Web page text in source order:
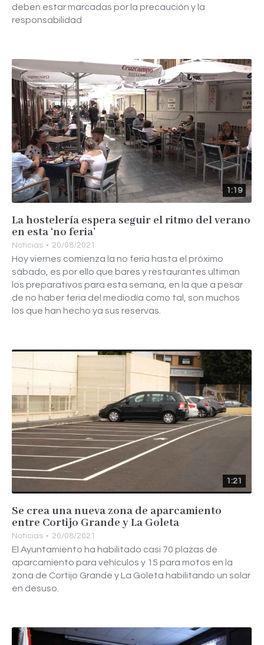
deben estar marcadas por la precaución y la
responsabilidad
1:19
La hostelería espera seguir el ritmo del verano
en esta ‘no feria’
Noticias 20/08/2021
Hoy viernes comienza la no feria hasta el próximo
sábado, es por ello que bares y restaurantes ultiman
los preparativos para esta semana, en la que a pesar
de no haber feria del mediodía como tal, son muchos
los que han hecho ya sus reservas.
1:21
Se crea una nueva zona de aparcamiento
entre Cortijo Grande y La Goleta
Noticias 20/08/2021
El Ayuntamiento ha habilitado casi 70 plazas de
aparcamiento para vehículos y 15 para motos en la
zona de Cortijo Grande y La Goleta habilitando un solar
en desuso.